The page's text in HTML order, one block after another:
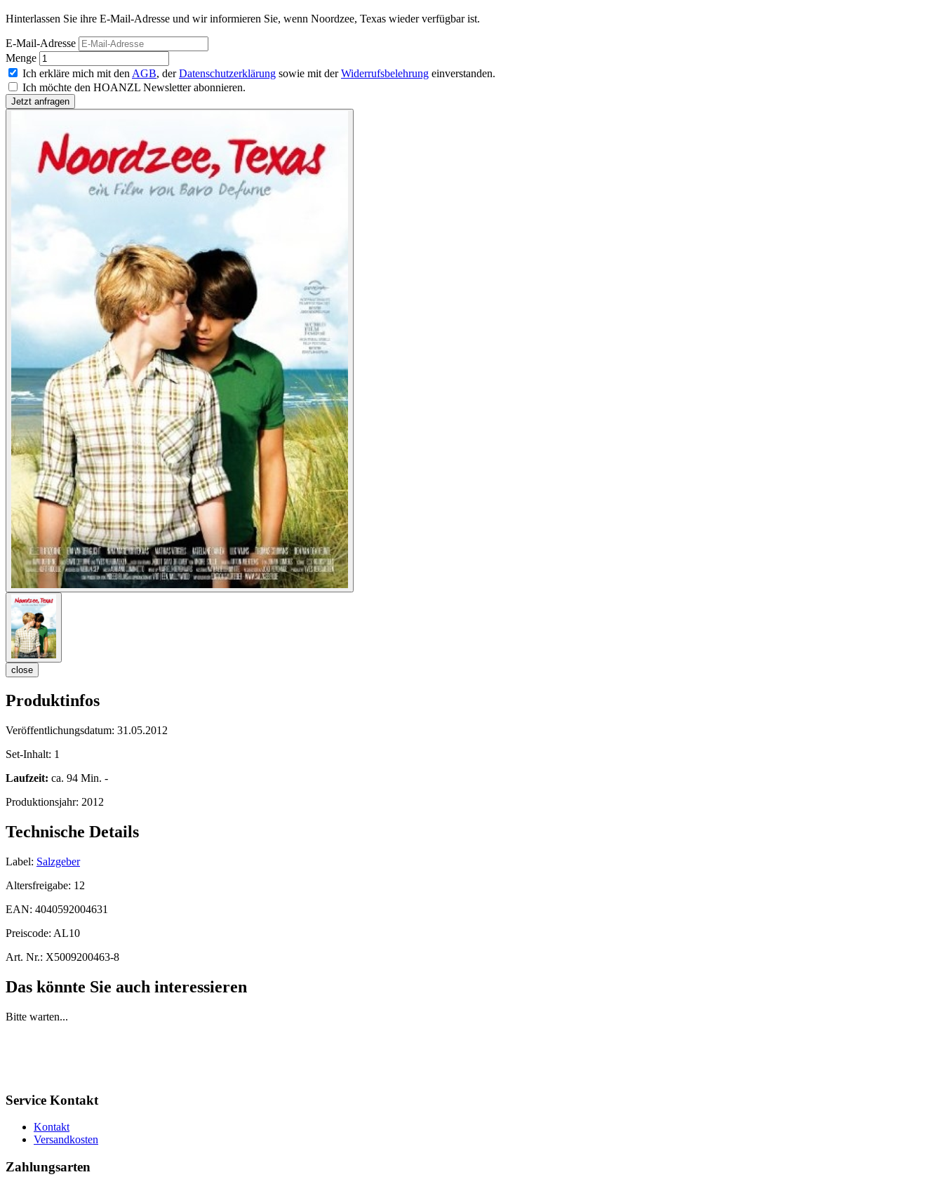
Hinterlassen Sie ihre E-Mail-Adresse und wir informieren Sie, wenn Noordzee, Texas wieder verfügbar ist.
E-Mail-Adresse
Menge
Ich erkläre mich mit den AGB, derDatenschutzerklärung sowie mit derWiderrufsbelehrung einverstanden.
Ich möchte den HOANZL Newsletter abonnieren.
close
Produktinfos
Veröffentlichungsdatum: 31.05.2012
Set-Inhalt: 1
Laufzeit: ca. 94 Min. -
Produktionsjahr: 2012
Technische Details
Label: Salzgeber
Altersfreigabe: 12
EAN: 4040592004631
Preiscode: AL10
Art. Nr.: X5009200463-8
Das könnte Sie auch interessieren
Bitte warten...
Service Kontakt
Kontakt
Versandkosten
Zahlungsarten